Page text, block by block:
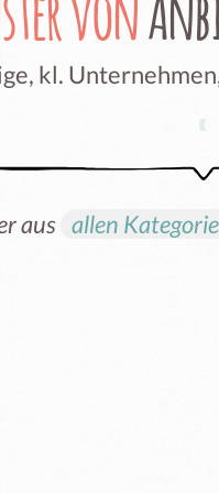
kl.
aus allen